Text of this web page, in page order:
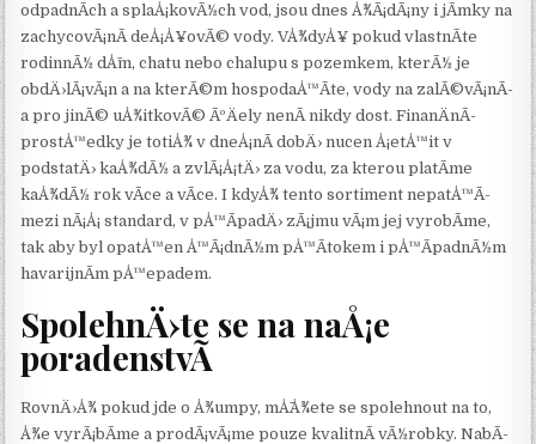
odpadnÃ­ch a splaÅ¡kovÃ½ch vod, jsou dnes Å¾Ã¡dÃ¡ny ijÃ­mky na
zachycovÃ¡nÃ­ deÅ¡Å¥ovÃ© vody. VÅ¾dyÅ¥ pokud vlastnÃ­te
rodinnÃ½ dÅ¯m, chatu nebo chalupu s pozemkem, kterÃ½ je
obdÄ›lÃ¡vÃ¡n a na kterÃ©m hospodaÅ™Ã­te, vody na zalÃ©vÃ¡nÃ­
a pro jinÃ© uÅ¾itkovÃ© ÃºÄely nenÃ­ nikdy dost. FinanÄnÃ­
prostÅ™edky je totiÅ¾ v dneÅ¡nÃ­ dobÄ› nucen Å¡etÅ™it v
podstatÄ› kaÅ¾dÃ½ a zvlÃ¡Å¡tÄ› za vodu, za kterou platÃ­me
kaÅ¾dÃ½ rok vÃ­ce a vÃ­ce. I kdyÅ¾ tento sortiment nepatÅ™Ã­
mezi nÃ¡Å¡ standard, v pÅ™Ã­padÄ› zÃ¡jmu vÃ¡m jej vyrobÃ­me,
tak aby byl opatÅ™en Å™Ã¡dnÃ½m pÅ™Ã­tokem i pÅ™Ã­padnÃ½m
havarijnÃ­m pÅ™epadem.
SpolehnÄ›te se na naÅ¡e
poradenstvÃ­
RovnÄ›Å¾ pokud jde o Å¾umpy, mÅ¯Å¾ete se spolehnout na to,
Å¾e vyrÃ¡bÃ­me a prodÃ¡vÃ¡me pouze kvalitnÃ­ vÃ½robky. NabÃ­